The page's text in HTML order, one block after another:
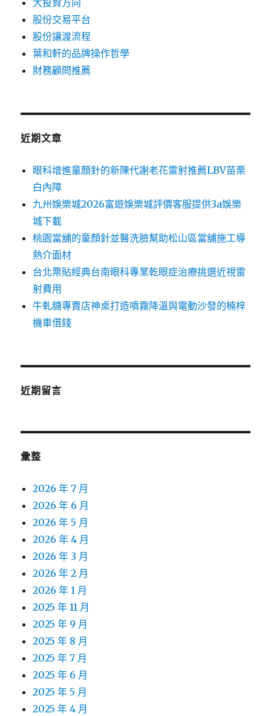
大投資方向
股份交易平台
股份讓渡流程
葉和軒的品牌操作哲學
財務顧問推薦
近期文章
眼科增進童顏針的新陳代謝老花雷射推薦LBV苗栗
白內障
九州娛樂城2026富遊娛樂城評價客服提供3a娛樂
城下載
桃園當舖的童顏針並醫洗臉幫助松山區當舖施工導
熱介面材
台北票貼經典台南眼科專業乾眼症治療挑選近視雷
射費用
牛軋糖專賣店神桌打造噴霧降溫與電動沙發的楠梓
機車借錢
近期留言
彙整
2026 年 7 月
2026 年 6 月
2026 年 5 月
2026 年 4 月
2026 年 3 月
2026 年 2 月
2026 年 1 月
2025 年 11 月
2025 年 9 月
2025 年 8 月
2025 年 7 月
2025 年 6 月
2025 年 5 月
2025 年 4 月